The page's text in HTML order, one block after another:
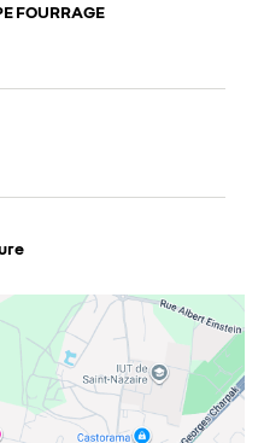
FOURRAGE
08:15 - 12:1514:00 - 19:00
08:15 - 12:15
14:00 - 19:00
08:15 - 12:15
14:00 - 19:00
08:15 - 12:1514:00 - 19:00
09:00 - 12:0014:00 - 19:00
fermé